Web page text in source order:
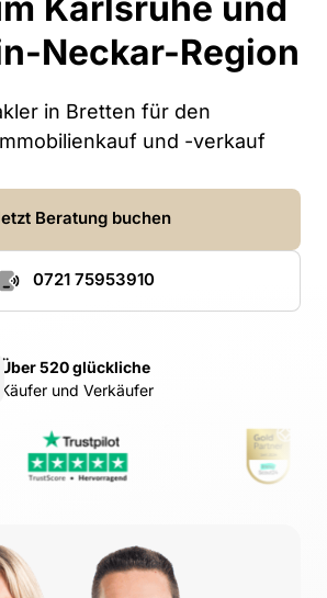
Karlsruhe und
in Bretten für den
und -verkauf
Beratung buchen
0721 75953910
Über 520 glückliche
Käufer und Verkäufer